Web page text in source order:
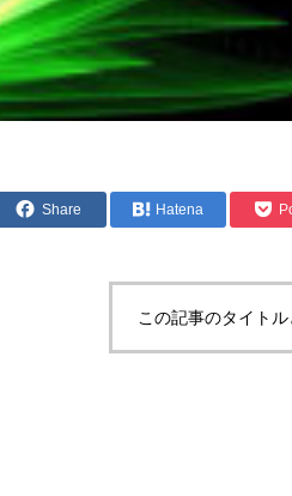
Share Hatena
この記事のタイト